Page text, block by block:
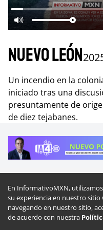
En InformativoMXN,
su experiencia en nuestro sitio
navegando en nuestro sitio,
de acuerdo con nuestra
Nuevo León
Un incendio en la
iniciado tras una
presuntamente de
de diez tejabanes.
Más videos de